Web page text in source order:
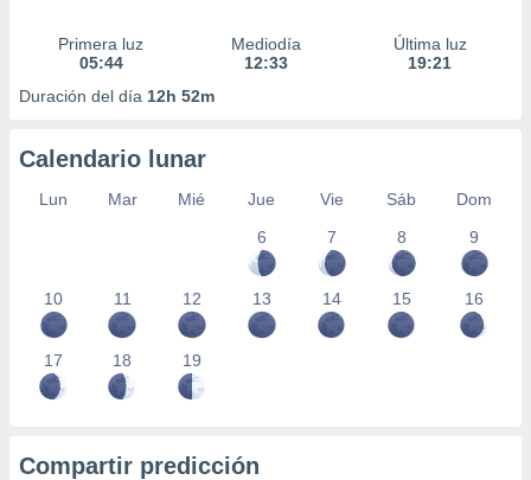
Primera luz
05:44
Mediodía
12:33
Última luz
19:21
Duración del día 12h 52m
Calendario lunar
Lun Mar Mié Jue Vie Sáb
Dom
6
7 8 9
10 11 12 13 14 15 16
17 18 19
Compartir predicción